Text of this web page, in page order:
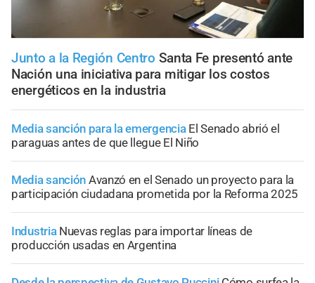
Junto a la Región Centro Santa Fe presentó ante
Nación una iniciativa para mitigar los costos
energéticos en la industria
Media sanción para la emergencia El Senado abrió el
paraguas antes de que llegue El Niño
Media sanción Avanzó en el Senado un proyecto para la
participación ciudadana prometida por la Reforma 2025
Industria Nuevas reglas para importar líneas de
producción usadas en Argentina